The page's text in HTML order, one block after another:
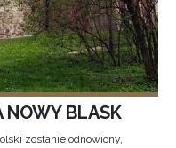
NOWY BLASK
zostanie odnowiony,